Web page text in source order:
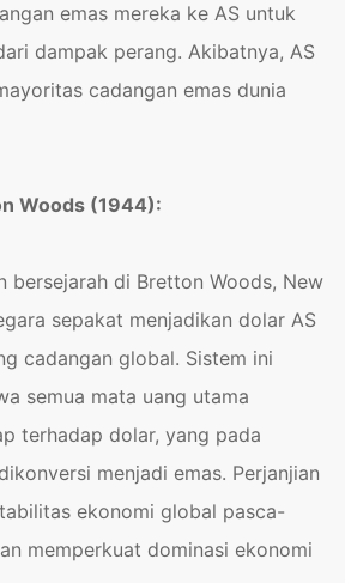
emas mereka ke AS untuk
dampak perang. Akibatnya, AS
cadangan emas dunia
Woods (1944):
bersejarah di Bretton Woods, New
sepakat menjadikan dolar AS
cadangan global. Sistem ini
semua mata uang utama
terhadap dolar, yang pada
menjadi emas. Perjanjian
ekonomi global pasca-
memperkuat dominasi ekonomi